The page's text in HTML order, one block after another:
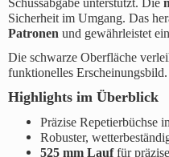
Schussabgabe unterstützt. Die
Sicherheit im Umgang. Das
Patronen und gewährleistet
Die schwarze Oberfläche
funktionelles Erscheinungsbild.
Highlights im Überblick
Präzise Repetierbüchse
Robuster,
525 mm Lauffür